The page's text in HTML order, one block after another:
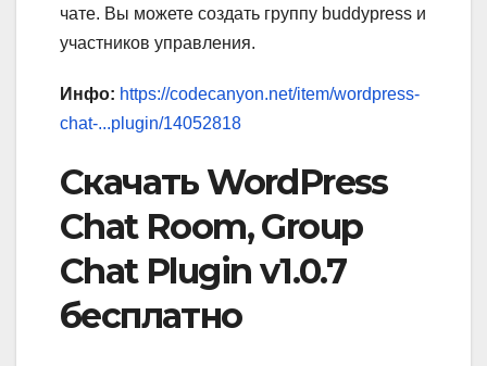
чате. Вы можете создать группу buddypress и
участников управления.
Инфо: https://codecanyon.net/item/wordpress-
chat-...plugin/14052818
Скачать WordPress
Chat Room, Group
Chat Plugin v1.0.7
бесплатно